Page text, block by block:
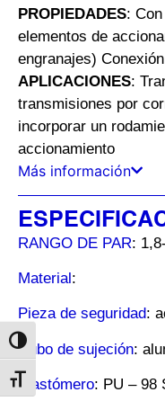
Alternar alto contraste
Alternar tamaño de letra
PROPIEDADES:
elementos de
engranajes)
APLICACIONES:
transmisiones por
incorporar un
accionamiento
Más información
RANGO DE PAR:
Material:
Pieza de seguridad:
Cubo de sujeción:
Elastómero: PU – 98